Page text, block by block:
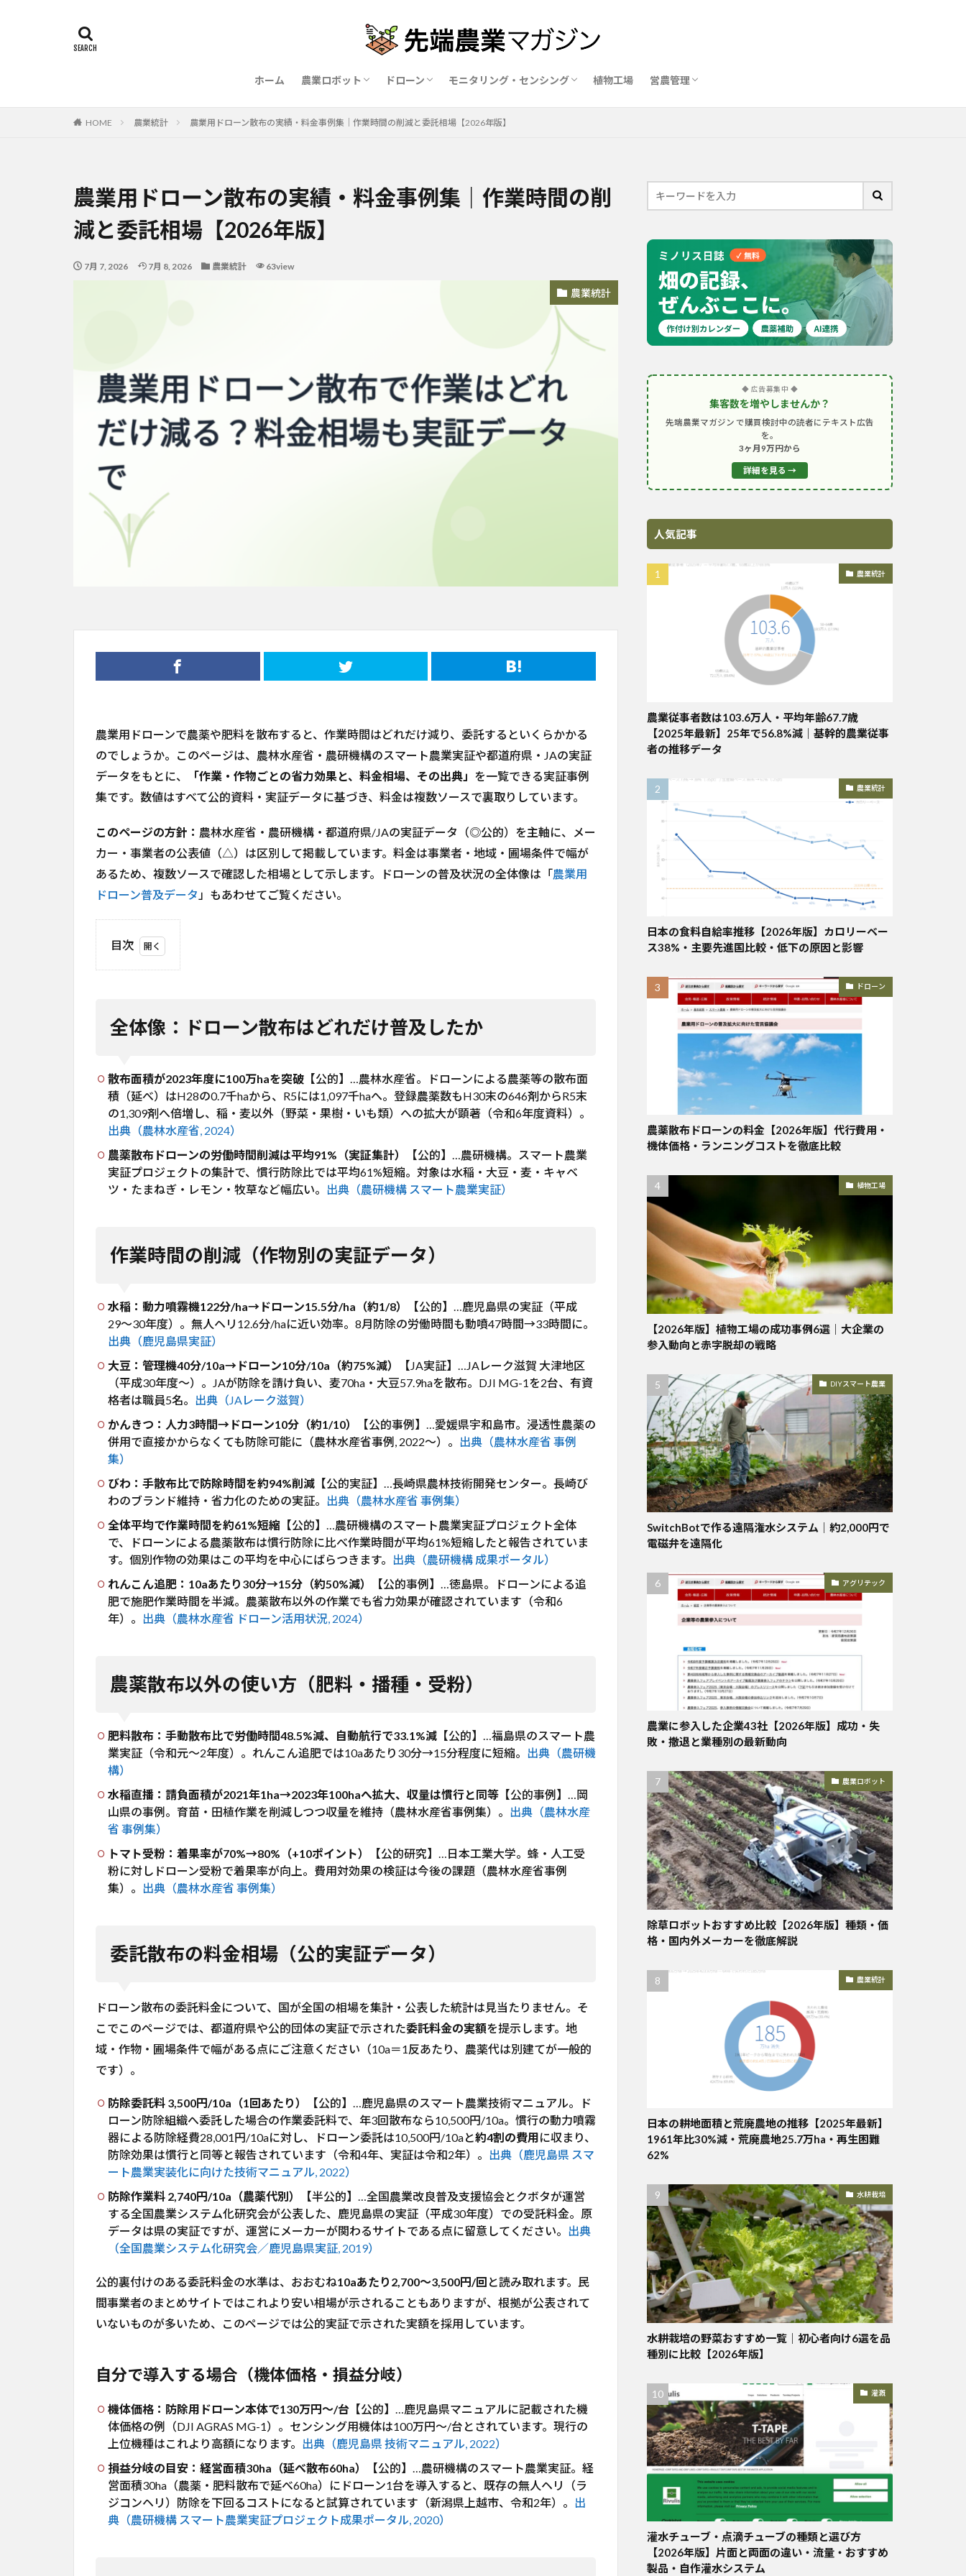
ホーム 農業ロボット
農業ロボットメーカー比較15社
ドローン
ドローン農薬散布の代行業者比較
ハウス用遮光剤・遮熱剤の比較
モニタリング・センシング
農業用環境制御システム比較
植物工場 営農管理
圃場管理アプリおすすめ10選
農業用トイレ比較
バイオスティミュラント完全ガイド
HOME 農業統計 農業用ドローン散布の実績・料金事例集｜作業時間の削減と委託相場【2026年版】
農業用ドローン散布の実績・料金事例集｜作業時間の削
減と委託相場【2026年版】
7月 7, 2026 7月 8, 2026 農業統計 63view
農業統計
農業用ドローンで農薬や肥料を散布すると、作業時間はどれだけ減り、委託するといくらかかる
のでしょうか。このページは、農林水産省・農研機構のスマート農業実証や都道府県・JAの実証
データをもとに、
「作業・作物ごとの省力効果と、料金相場、その出典」 を一覧できる実証事例
集です。数値はすべて公的資料・実証データに基づき、料金は複数ソースで裏取りしています。
このページの方針： 農林水産省・農研機構・都道府県/JAの実証データ（◎公的）を主軸に、メー
カー・事業者の公表値（△）は区別して掲載しています。料金は事業者・地域・圃場条件で幅が
あるため、複数ソースで確認した相場として示します。ドローンの普及状況の全体像は「農業用
ドローン普及データ 」もあわせてご覧ください。
目次
ーン
れだ
け普
及し
たか
作業
時間
の削
の実
証デ
3
農薬
以外
の使
い方
料・
播
種・
粉）
委託
散布
の料
場
（公
的実
4.1
入す
る場
合
体価
格・
損益
岐）
5
る
精
布
6
導入
前に
知っ
きた
い課
題・
制約
ま
と
め
8
考
URL
全体像：ドローン散布はどれだけ普及したか
散布面積が2023年度に100万haを突破 【公的】…農林水産省。ドローンによる農薬等の散布面
積（延べ）はH28の0.7千haから、R5には1,097千haへ。登録農薬数もH30末の646剤からR5末
の1,309剤へ倍増し、稲・麦以外（野菜・果樹・いも類）への拡大が顕著（令和6年度資料）。
出典（農林水産省, 2024）
農薬散布ドローンの労働時間削減は平均91%（実証集計）
【公的】…農研機構。スマート農業
実証プロジェクトの集計で、慣行防除比では平均61%短縮。対象は水稲・大豆・麦・キャベ
ツ・たまねぎ・レモン・牧草など幅広い。 出典（農研機構 スマート農業実証）
作業時間の削減（作物別の実証データ）
水稲：動力噴霧機122分/ha→ドローン15.5分/ha（約1/8）
【公的】…鹿児島県の実証（平成
29〜30年度）。無人ヘリ12.6分/haに近い効率。8月防除の労働時間も動噴47時間→33時間に。
出典（鹿児島県実証）
大豆：管理機40分/10a→ドローン10分/10a（約75%減）
【JA実証】…JAレーク滋賀 大津地区
（平成30年度〜）。JAが防除を請け負い、麦70ha・大豆57.9haを散布。DJI MG-1を2台、有資
格者は職員5名。 出典（JAレーク滋賀）
かんきつ：人力3時間→ドローン10分（約1/10）
【公的事例】…愛媛県宇和島市。浸透性農薬の
併用で直接かからなくても防除可能に（農林水産省事例, 2022〜）。 出典（農林水産省 事例
集）
びわ：手散布比で防除時間を約94%削減 【公的実証】…長崎県農林技術開発センター。長崎び
わのブランド維持・省力化のための実証。 出典（農林水産省 事例集）
全体平均で作業時間を約61%短縮 【公的】…農研機構のスマート農業実証プロジェクト全体
で、ドローンによる農薬散布は慣行防除に比べ作業時間が平均61%短縮したと報告されていま
す。個別作物の効果はこの平均を中心にばらつきます。 出典（農研機構 成果ポータル）
れんこん追肥：10aあたり30分→15分（約50%減）
【公的事例】…徳島県。ドローンによる追
肥で施肥作業時間を半減。農薬散布以外の作業でも省力効果が確認されています（令和6
年）。 出典（農林水産省 ドローン活用状況, 2024）
農薬散布以外の使い方（肥料・播種・受粉）
肥料散布：手動散布比で労働時間48.5%減、自動航行で33.1%減 【公的】…福島県のスマート農
業実証（令和元〜2年度）。れんこん追肥では10aあたり30分→15分程度に短縮。 出典（農研機
構）
水稲直播：請負面積が2021年1ha→2023年100haへ拡大、収量は慣行と同等 【公的事例】…岡
山県の事例。育苗・田植作業を削減しつつ収量を維持（農林水産省事例集）。 出典（農林水産
省 事例集）
トマト受粉：着果率が70%→80%（+10ポイント）
【公的研究】…日本工業大学。蜂・人工受
粉に対しドローン受粉で着果率が向上。費用対効果の検証は今後の課題（農林水産省事例
集）。 出典（農林水産省 事例集）
委託散布の料金相場（公的実証データ）
ドローン散布の委託料金について、国が全国の相場を集計・公表した統計は見当たりません。そ
こでこのページでは、都道府県や公的団体の実証で示された委託料金の実額を提示します。地
域・作物・圃場条件で幅がある点にご注意ください（10a＝1反あたり、農薬代は別建てが一般的
です）。
防除委託料 3,500円/10a（1回あたり）
【公的】…鹿児島県のスマート農業技術マニュアル。ド
ローン防除組織へ委託した場合の作業委託料で、年3回散布なら10,500円/10a。慣行の動力噴霧
器による防除経費28,001円/10aに対し、ドローン委託は10,500円/10aと約4割の費用 に収まり、
防除効果は慣行と同等と報告されています（令和4年、実証は令和2年）。 出典（鹿児島県 スマ
ート農業実装化に向けた技術マニュアル, 2022）
防除作業料 2,740円/10a（農薬代別）
【半公的】…全国農業改良普及支援協会とクボタが運営
する全国農業システム化研究会が公表した、鹿児島県の実証（平成30年度）での受託料金。原
データは県の実証ですが、運営にメーカーが関わるサイトである点に留意してください。 出典
（全国農業システム化研究会／鹿児島県実証, 2019）
公的裏付けのある委託料金の水準は、おおむね10aあたり2,700〜3,500円/回 と読み取れます。民
間事業者のまとめサイトではこれより安い相場が示されることもありますが、根拠が公表されて
いないものが多いため、このページでは公的実証で示された実額を採用しています。
自分で導入する場合（機体価格・損益分岐）
機体価格：防除用ドローン本体で130万円〜/台 【公的】…鹿児島県マニュアルに記載された機
体価格の例（DJI AGRAS MG-1）。センシング用機体は100万円〜/台とされています。現行の
上位機種はこれより高額になります。 出典（鹿児島県 技術マニュアル, 2022）
損益分岐の目安：経営面積30ha（延べ散布60ha）
【公的】…農研機構のスマート農業実証。経
営面積30ha（農薬・肥料散布で延べ60ha）にドローン1台を導入すると、既存の無人ヘリ（ラ
ジコンヘリ）防除を下回るコストになると試算されています（新潟県上越市、令和2年）。 出
典（農研機構 スマート農業実証プロジェクト成果ポータル, 2020）
◆ 広告募集中 ◆
集客数を増やしませんか？
先端農業マガジン で購買検討中の読者にテキスト広告
を。
3ヶ月9万円から
詳細を見る →
人気記事
農業統計
農業従事者数は103.6万人・平均年齢67.7歳
【2025年最新】25年で56.8%減｜基幹的農業従事
者の推移データ
農業統計
日本の食料自給率推移【2026年版】カロリーベー
ス38%・主要先進国比較・低下の原因と影響
ドローン
農薬散布ドローンの料金【2026年版】代行費用・
機体価格・ランニングコストを徹底比較
植物工場
【2026年版】植物工場の成功事例6選｜大企業の
参入動向と赤字脱却の戦略
DIYスマート農業
SwitchBotで作る遠隔潅水システム｜約2,000円で
電磁弁を遠隔化
アグリテック
農業に参入した企業43社【2026年版】成功・失
敗・撤退と業種別の最新動向
農業ロボット
除草ロボットおすすめ比較【2026年版】種類・価
格・国内外メーカーを徹底解説
農業統計
日本の耕地面積と荒廃農地の推移【2025年最新】
1961年比30%減・荒廃農地25.7万ha・再生困難
62%
水耕栽培
水耕栽培の野菜おすすめ一覧｜初心者向け6選を品
種別に比較【2026年版】
灌漑
灌水チューブ・点滴チューブの種類と選び方
【2026年版】片面と両面の違い・流量・おすすめ
製品・自作灌水システム